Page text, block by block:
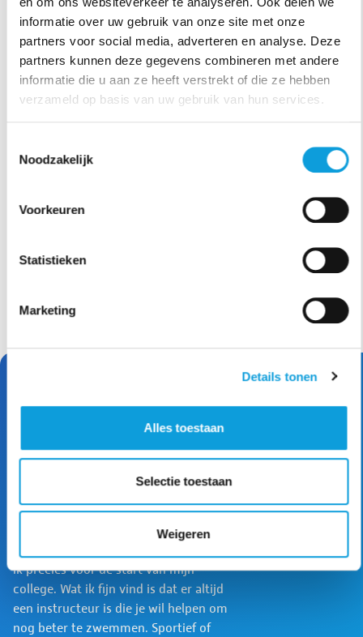
informatie over uw gebruik van onze site met onze
partners voor social media, adverteren en analyse. Deze
partners kunnen deze gegevens combineren met andere
informatie die u aan ze heeft verstrekt of die ze hebben
verzameld op basis van uw gebruik van hun services.
Noodzakelijk
Voorkeuren
Statistieken
Marketing
Details tonen
Alles toestaan
Selectie toestaan
Weigeren
'On Campus past perfect bij mijn
drukke leven. Ik heb een
trainingen. Zo start ik mijn dag graag
met een borstcrawltraining en doe ik
ik precies voor de start van mijn
college. Wat ik fijn vind is dat er altijd
een instructeur is die je wil helpen om
nog beter te zwemmen. Sportief of